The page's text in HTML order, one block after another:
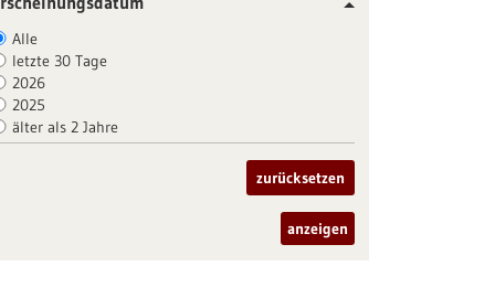
Alle
letzte 30 Tage
2026
2025
älter als 2 Jahre
zurücksetzen
anzeigen